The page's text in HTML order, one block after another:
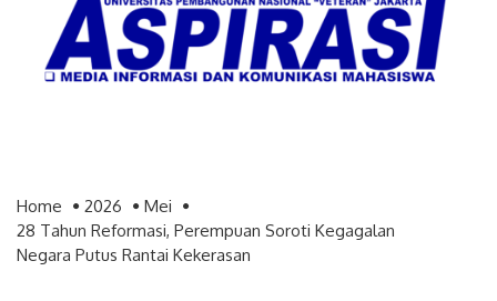
Home 2026
Mei
28 Tahun Reformasi, Perempuan Soroti Kegagalan
Negara Putus Rantai Kekerasan